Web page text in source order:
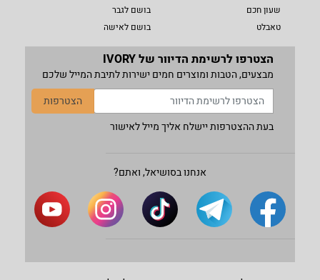
שעון חכם
טאבלט
בושם לגבר
בושם לאישה
הצטרפו לרשימת הדיוור של IVORY
מבצעים, הטבות ומוצרים חמים ישירות לתיבת המייל שלכם
הצטרפות
בעת ההצטרפות יישלח אליך מייל לאישור
אנחנו בסושיאל, ואתם?